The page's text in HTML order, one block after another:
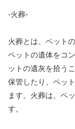
-火葬-
火葬とは、ペット
ペットの遺体をコ
ットの遺灰を拾う
保管したり、ペッ
ます。火葬は、ペ
す。